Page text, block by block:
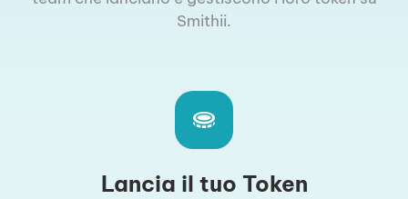
Smithii.
Lancia il tuo Token